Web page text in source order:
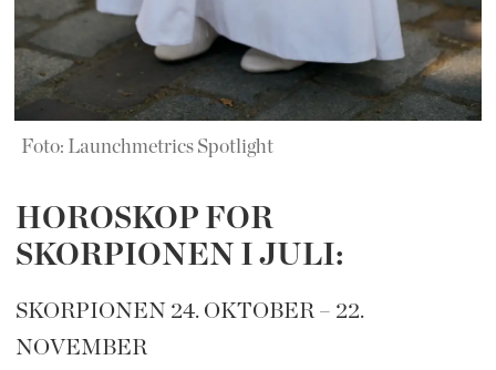
Foto: Launchmetrics Spotlight
HOROSKOP FOR
SKORPIONEN I JULI:
SKORPIONEN 24. OKTOBER – 22.
NOVEMBER